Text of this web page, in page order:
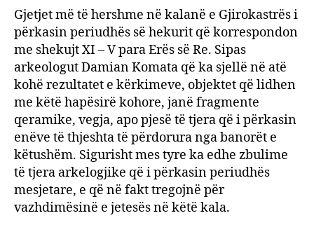
Gjetjet më të hershme në kalanë e Gjirokastrës i
përkasin periudhës së hekurit që korrespondon
me shekujt XI – V para Erës së Re. Sipas
arkeologut Damian Komata që ka sjellë në atë
kohë rezultatet e kërkimeve, objektet që lidhen
me këtë hapësirë kohore, janë fragmente
qeramike, vegja, apo pjesë të tjera që i përkasin
enëve të thjeshta të përdorura nga banorët e
këtushëm. Sigurisht mes tyre ka edhe zbulime
të tjera arkelogjike që i përkasin periudhës
mesjetare, e që në fakt tregojnë për
vazhdimësinë e jetesës në këtë kala.